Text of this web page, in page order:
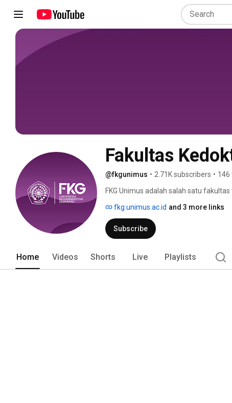
Fakultas
@fkgunimus • 2.71K subscribers • 146
FKG Unimus adalah salah satu
yang lengkap dan modern, membuat
ilmu dan mengasah kemampuan di
fkg.unimus.ac.id and 3 more links
Subscribe
Home Videos Shorts Live Playlists